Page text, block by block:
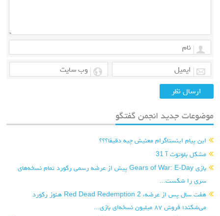
موضوعات جدید انجمن گفتگو
این پیام اینستاگرام معنیش چیه دقیقا؟؟؟
مشکل بلوتوث آ 31
بازی Gears of War: E-Day پیش از عرضه رسمی رکورد تمام نسخه‌های
سری را شکست...
هفت سال پس از عرضه، Red Dead Redemption 2 هنوز رکورد
می‌شکند؛ فروش ۸۷ میلیون نسخه‌ای بازی...